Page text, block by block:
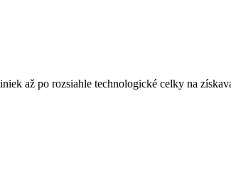
až po rozsiahle technologické celky na